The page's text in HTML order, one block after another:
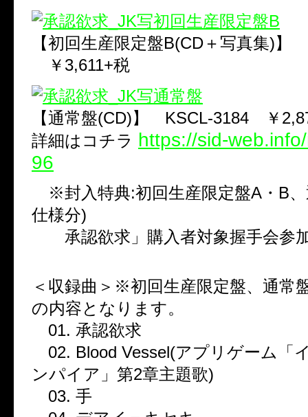
【初回生産限定盤B(CD＋写真集)】
￥3,611+税
【通常盤(CD)】 KSCL-3184 ￥
詳細はコチラ https://sid-
96
※封入特典:初回生産限定盤A・B、
仕様分)
承認欲求」購入者対象握手会参
＜収録曲＞※初回生産限定盤、通常
の内容となります。
01. 承認欲求
02. Blood Vessel(アプリゲーム「
ンパイア」第2章主題歌)
03. 手